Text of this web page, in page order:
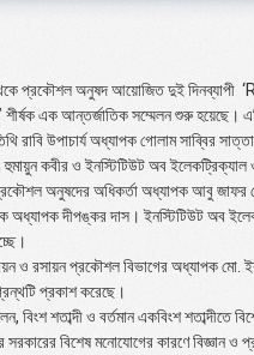
প্রকৌশল অনুষদ আয়োজিত দুই দিনব্যাপী
শীর্ষক এক আন্তর্জাতিক সম্মেলন শুরু হয়েছে।
রাবি উপাচার্য অধ্যাপক গোলাম সাব্বির
কবীর ও ইনস্টিটিউট অব ইলেকট্রিক্যাল ও
অনুষদের অধিকর্তা অধ্যাপক আবু জাফর
দীপঙ্কর দাস। ইনস্টিটিউট অব
ও রসায়ন প্রকৌশল বিভাগের অধ্যাপক মো.
প্রকাশ করেছে।
বিংশ শতাব্দী ও বর্তমান একবিংশ শতাব্দীতে
বিশেষ মনোযোগের কারণে বিজ্ঞান ও